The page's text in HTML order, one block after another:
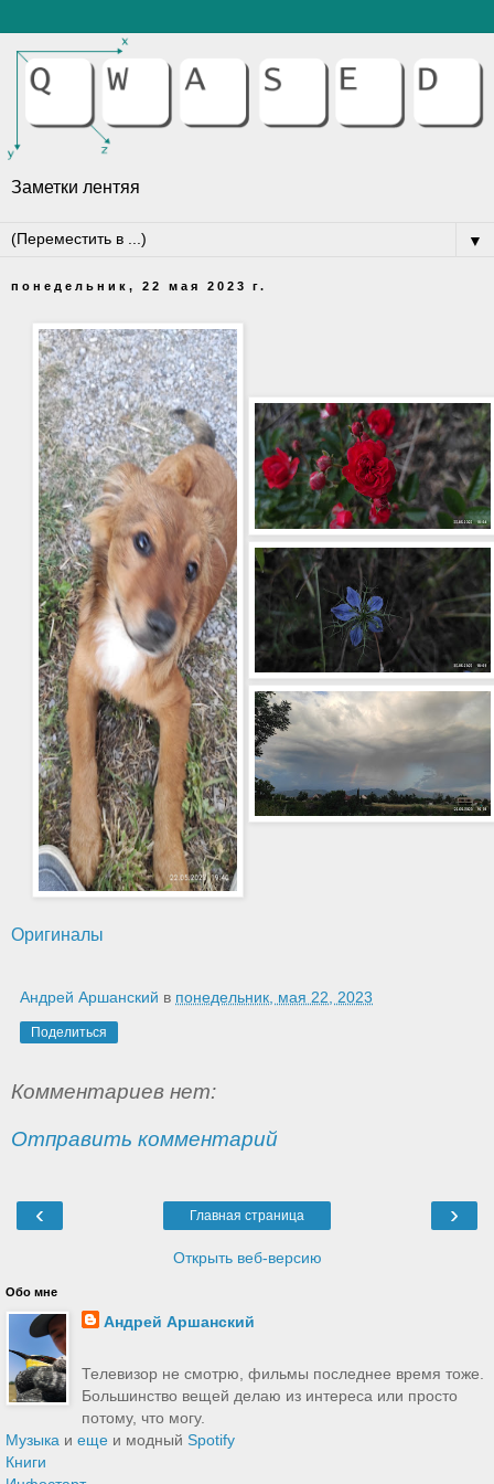
Заметки лентяя
▼
понедельник, 22 мая 2023 г.
Оригиналы
Андрей Аршанский в понедельник, мая 22, 2023
Поделиться
Комментариев нет:
Отправить комментарий
‹ ›
Главная страница
Открыть веб-версию
Обо мне
Андрей Аршанский
Телевизор не смотрю, фильмы последнее время тоже.
Большинство вещей делаю из интереса или просто
потому, что могу.
Музыка и еще и модный Spotify
Книги